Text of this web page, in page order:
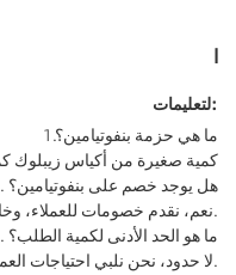
ا
لتعليمات:
1.ما هي حزمة بنفوتيامين؟
كمية صغيرة من أكياس زيبلوك
2. هل يوجد خصم على بنفوتيامين؟
نعم، نقدم خصومات للعملاء، وخاصة العملاء الدائمين.
3. ما هو الحد الأدنى لكمية الطلب؟
لا حدود، نحن نلبي احتياجات العملاء' يحتاج.